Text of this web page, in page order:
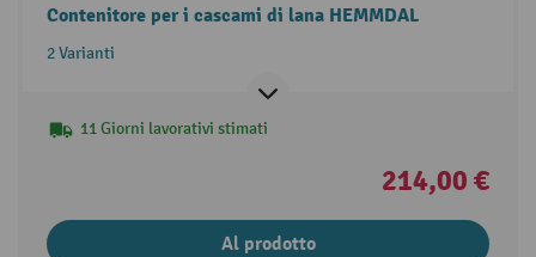
Contenitore per i cascami di lana HEMMDAL
2 Varianti
11 Giorni lavorativi stimati
214,00 €
Al prodotto